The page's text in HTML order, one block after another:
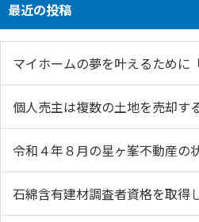
最近の投稿
マイホームの夢を叶えるために
個人売主は複数の土地を売却す
令和４年８月の星ヶ峯不動産の
石綿含有建材調査者資格を取得